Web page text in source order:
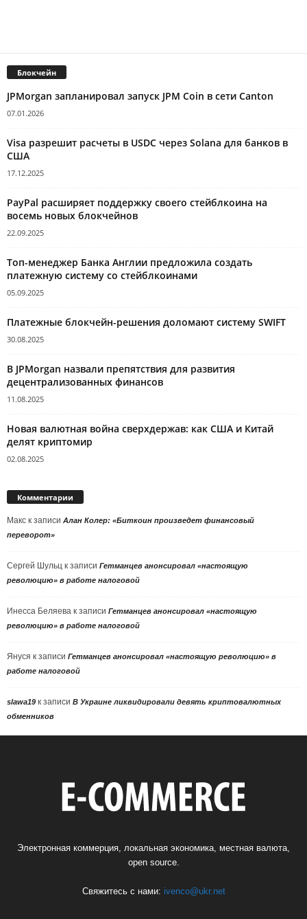
Блокчейн
JPMorgan запланировал запуск JPM Coin в сети Canton
07.01.2026
Visa разрешит расчеты в USDC через Solana для банков в
США
17.12.2025
PayPal расширяет поддержку своего стейблкоина на
восемь новых блокчейнов
22.09.2025
Топ-менеджер Банка Англии предложила создать
платежную систему со стейблкоинами
05.09.2025
Платежные блокчейн-решения доломают систему SWIFT
30.08.2025
В JPMorgan назвали препятствия для развития
децентрализованных финансов
11.08.2025
Новая валютная война сверхдержав: как США и Китай
делят криптомир
02.08.2025
Комментарии
Макс к записи Алан Колер: «Биткоин произведет финансовый
переворот»
Сергей Шульц к записи Гетманцев анонсировал «настоящую
революцию» в работе налоговой
Инесса Беляева к записи Гетманцев анонсировал «настоящую
революцию» в работе налоговой
Януся к записи Гетманцев анонсировал «настоящую революцию» в
работе налоговой
slawa19 к записи В Украине ликвидировали девять криптовалютных
обменников
Электронная коммерция, локальная экономика, местная валюта,
open source.
Свяжитесь с нами: ivenco@ukr.net